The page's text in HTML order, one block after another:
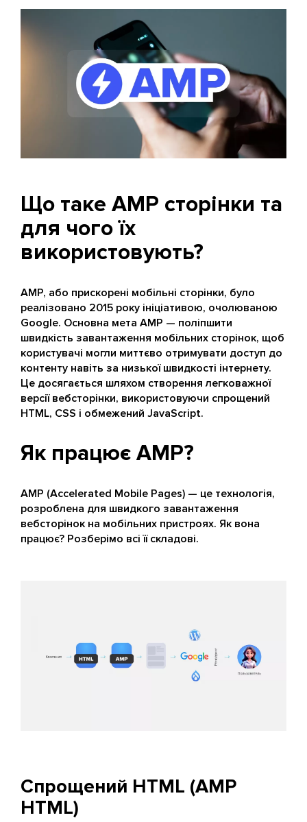
Що таке AMP сторінки та
для чого їх
використовують?
AMP, або прискорені мобільні сторінки, було
реалізовано 2015 року ініціативою, очолюваною
Google. Основна мета AMP — поліпшити
швидкість завантаження мобільних сторінок, щоб
користувачі могли миттєво отримувати доступ до
контенту навіть за низької швидкості інтернету.
Це досягається шляхом створення легковажної
версії вебсторінки, використовуючи спрощений
HTML, CSS і обмежений JavaScript.
Як працює AMP?
AMP (Accelerated Mobile Pages) — це технологія,
розроблена для швидкого завантаження
вебсторінок на мобільних пристроях. Як вона
працює? Розберімо всі її складові.
Спрощений HTML (AMP
HTML)